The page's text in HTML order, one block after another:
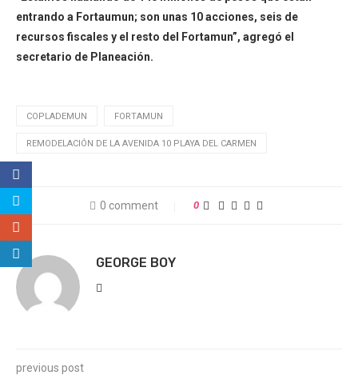
entrando a Fortaumun; son unas 10 acciones, seis de
recursos fiscales y el resto del Fortamun”, agregó el
secretario de Planeación.
COPLADEMUN FORTAMUN
REMODELACIÓN DE LA AVENIDA 10 PLAYA DEL CARMEN
0 comment 0
GEORGE BOY
previous post